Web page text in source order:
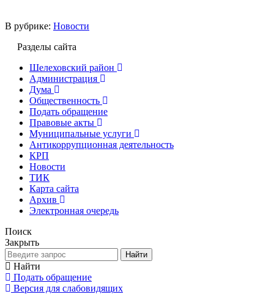
В рубрике: Новости
Разделы сайта
Шелеховский район
Администрация
Дума
Общественность
Подать обращение
Правовые акты
Муниципальные услуги
Антикоррупционная деятельность
КРП
Новости
ТИК
Карта сайта
Архив
Электронная очередь
Поиск
Закрыть
Найти
Найти
Подать обращение
Версия для слабовидящих